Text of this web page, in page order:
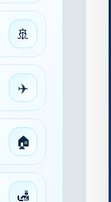
🚢
✈️
🏠
🛃